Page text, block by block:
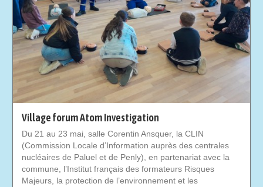
Village forum Atom Investigation
Du 21 au 23 mai, salle Corentin Ansquer, la CLIN
(Commission Locale d’Information auprès des centrales
nucléaires de Paluel et de Penly), en partenariat avec la
commune, l’Institut français des formateurs Risques
Majeurs, la protection de l’environnement et les